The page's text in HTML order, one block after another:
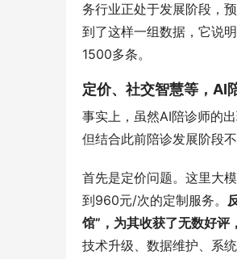
务行业正处于发展阶段，
到了这样一组数据，它说
1500多条。
定价、社交智慧等，AI
事实上，虽然AI陪诊师的
但结合此前陪诊发展阶段
首先是定价问题。这里大
到960元/次的定制服务。
馆”，为其收获了无数好评
技术升级、数据维护、系